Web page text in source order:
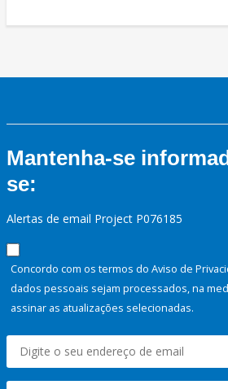
Mantenha-se
se:
Alertas de email Project P076185
Concordo com os termos do Aviso de
dados pessoais sejam processados, na
assinar as atualizações selecionadas.